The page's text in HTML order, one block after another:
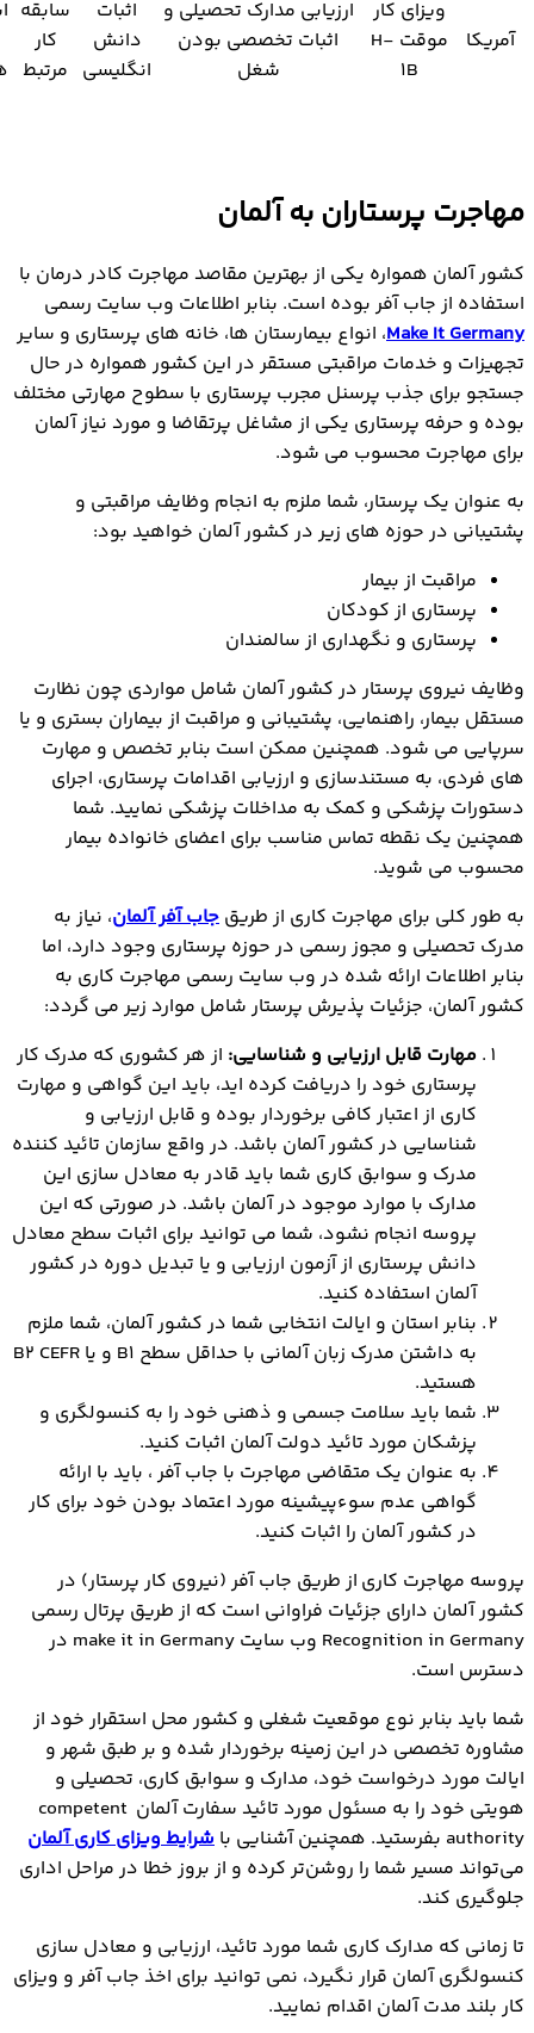
آمریکا
ویزای کار
موقت H-
1B
ارزیابی مدارک تحصیلی و
اثبات تخصصی بودن
شغل
اثبات
دانش
انگلیسی
سابقه
کار
مرتبط
مهاجرت پرستاران به آلمان
کشور آلمان همواره یکی از بهترین مقاصد مهاجرت کادر درمان با
استفاده از جاب آفر بوده است. بنابر اطلاعات وب سایت رسمی
Make It Germany، انواع بیمارستان ها، خانه های پرستاری و سایر
تجهیزات و خدمات مراقبتی مستقر در این کشور همواره در حال
جستجو برای جذب پرسنل مجرب پرستاری با سطوح مهارتی مختلف
بوده و حرفه پرستاری یکی از مشاغل پرتقاضا و مورد نیاز آلمان
برای مهاجرت محسوب می شود.
به عنوان یک پرستار، شما ملزم به انجام وظایف مراقبتی و
پشتیبانی در حوزه های زیر در کشور آلمان خواهید بود:
مراقبت از بیمار
پرستاری از کودکان
پرستاری و نگهداری از سالمندان
وظایف نیروی پرستار در کشور آلمان شامل مواردی چون نظارت
مستقل بیمار، راهنمایی، پشتیبانی و مراقبت از بیماران بستری و یا
سرپایی می شود. همچنین ممکن است بنابر تخصص و مهارت
های فردی، به مستندسازی و ارزیابی اقدامات پرستاری، اجرای
دستورات پزشکی و کمک به مداخلات پزشکی نمایید. شما
همچنین یک نقطه تماس مناسب برای اعضای خانواده بیمار
محسوب می شوید.
به طور کلی برای مهاجرت کاری از طریق جاب آفر آلمان، نیاز به
مدرک تحصیلی و مجوز رسمی در حوزه پرستاری وجود دارد، اما
بنابر اطلاعات ارائه شده در وب سایت رسمی مهاجرت کاری به
کشور آلمان، جزئیات پذیرش پرستار شامل موارد زیر می گردد:
مهارت قابل ارزیابی و شناسایی: از هر کشوری که مدرک کار
پرستاری خود را دریافت کرده اید، باید این گواهی و مهارت
کاری از اعتبار کافی برخوردار بوده و قابل ارزیابی و
شناسایی در کشور آلمان باشد. در واقع سازمان تائید کننده
مدرک و سوابق کاری شما باید قادر به معادل سازی این
مدارک با موارد موجود در آلمان باشد. در صورتی که این
پروسه انجام نشود، شما می توانید برای اثبات سطح معادل
دانش پرستاری از آزمون ارزیابی و یا تبدیل دوره در کشور
آلمان استفاده کنید.
بنابر استان و ایالت انتخابی شما در کشور آلمان، شما ملزم
به داشتن مدرک زبان آلمانی با حداقل سطح B1 و یا B2 CEFR
هستید.
شما باید سلامت جسمی و ذهنی خود را به کنسولگری و
پزشکان مورد تائید دولت آلمان اثبات کنید.
به عنوان یک متقاضی مهاجرت با جاب آفر ، باید با ارائه
گواهی عدم سوءپیشینه مورد اعتماد بودن خود برای کار
در کشور آلمان را اثبات کنید.
پروسه مهاجرت کاری از طریق جاب آفر (نیروی کار پرستار) در
کشور آلمان دارای جزئیات فراوانی است که از طریق پرتال رسمی
Recognition in Germany وب سایت make it in Germany در
دسترس است.
شما باید بنابر نوع موقعیت شغلی و کشور محل استقرار خود از
مشاوره تخصصی در این زمینه برخوردار شده و بر طبق شهر و
ایالت مورد درخواست خود، مدارک و سوابق کاری، تحصیلی و
هویتی خود را به مسئول مورد تائید سفارت آلمان competent
authority بفرستید. همچنین آشنایی با
شرایط ویزای کاری آلمان
می‌تواند مسیر شما را روشن‌تر کرده و از بروز خطا در مراحل اداری
جلوگیری کند.
تا زمانی که مدارک کاری شما مورد تائید، ارزیابی و معادل سازی
کنسولگری آلمان قرار نگیرد، نمی توانید برای اخذ جاب آفر و ویزای
کار بلند مدت آلمان اقدام نمایید.